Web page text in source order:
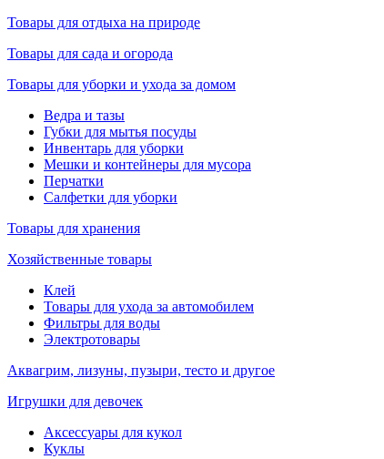
Товары для отдыха на природе
Товары для сада и огорода
Товары для уборки и ухода за домом
Ведра и тазы
Губки для мытья посуды
Инвентарь для уборки
Мешки и контейнеры для мусора
Перчатки
Салфетки для уборки
Товары для хранения
Хозяйственные товары
Клей
Товары для ухода за автомобилем
Фильтры для воды
Электротовары
Аквагрим, лизуны, пузыри, тесто и другое
Игрушки для девочек
Аксессуары для кукол
Куклы